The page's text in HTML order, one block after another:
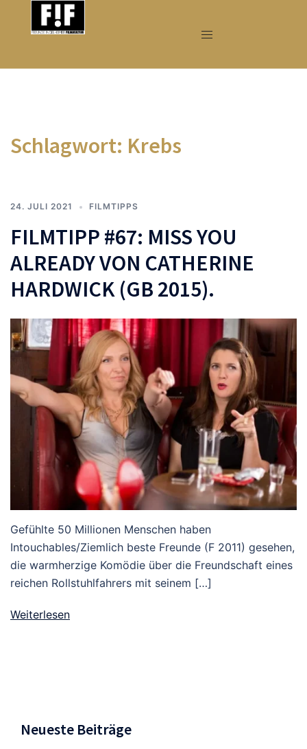
Schlagwort: Krebs
24. JULI 2021 FILMTIPPS
FILMTIPP #67: MISS YOU
ALREADY VON CATHERINE
HARDWICK (GB 2015).
Gefühlte 50 Millionen Menschen haben
Intouchables/Ziemlich beste Freunde (F 2011) gesehen,
die warmherzige Komödie über die Freundschaft eines
reichen Roll­stuhlfahrers mit seinem […]
Weiterlesen
Neueste Beiträge